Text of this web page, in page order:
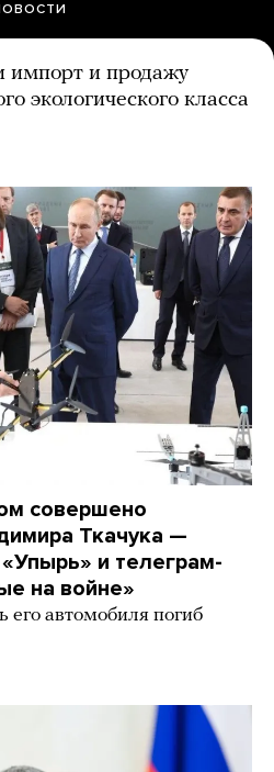
импорт и продажу
экологического класса
совершено
Ткачука —
и телеграм-
на войне»
автомобиля погиб